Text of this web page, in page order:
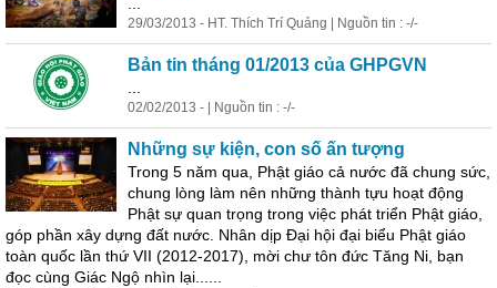
29/03/2013 - HT. Thích Trí Quảng | Nguồn tin : -/-
Bản tin tháng 01/2013 của GHPGVN
02/02/2013 - | Nguồn tin : -/-
Những sự kiện, con số ấn tượng
Trong 5 năm qua, Phật giáo cả nước đã chung sức,
chung lòng làm nên những thành tựu hoạt động
Phật sự quan trọng trong việc phát triển Phật giáo,
góp phần xây dựng đất nước. Nhân dịp Đại hội đại biểu Phật giáo
toàn quốc lần thứ VII (2012-2017), mời chư tôn đức Tăng Ni, bạn
đọc cùng Giác Ngộ nhìn lại......